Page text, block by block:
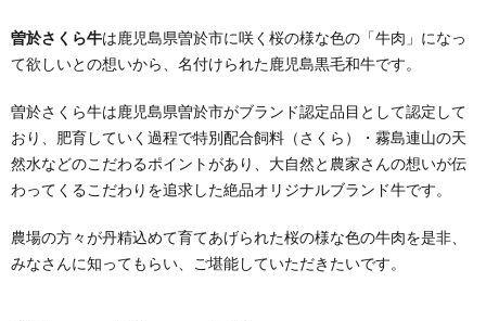
曽於さくら牛は鹿児島県曽於市に咲く桜の様な色の「牛肉」になっ
て欲しいとの想いから、名付けられた鹿児島黒毛和牛です。
曽於さくら牛は鹿児島県曽於市がブランド認定品目として認定して
おり、肥育していく過程で特別配合飼料（さくら）・霧島連山の天
然水などのこだわるポイントがあり、大自然と農家さんの想いが伝
わってくるこだわりを追求した絶品オリジナルブランド牛です。
農場の方々が丹精込めて育てあげられた桜の様な色の牛肉を是非、
みなさんに知ってもらい、ご堪能していただきたいです。